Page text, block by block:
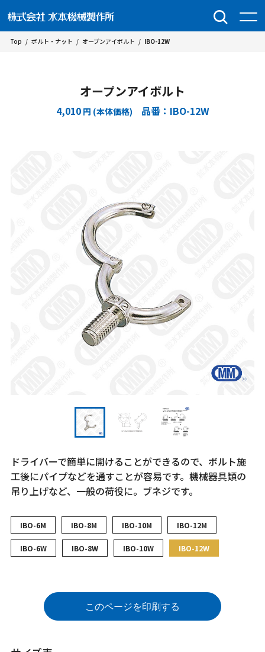
Top / ボルト・ナット / オープンアイボルト / IBO-12W
オープンアイボルト
4,010 円 (本体価格) 品番：IBO-12W
ドライバーで簡単に開けることができるので、ボルト施
工後にパイプなどを通すことが容易です。機械器具類の
吊り上げなど、一般の荷役に。ブネジです。
IBO-6M IBO-8M IBO-10M IBO-12M
IBO-6W IBO-8W IBO-10W IBO-12W
このページを印刷する